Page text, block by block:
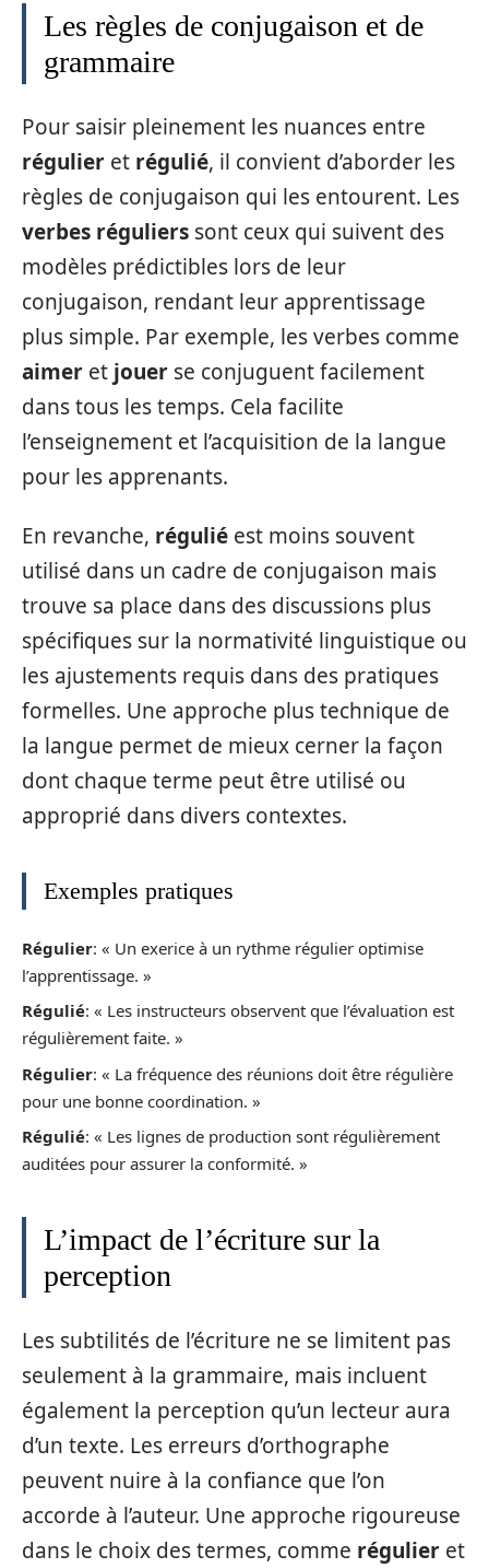
Les règles de conjugaison et de
grammaire
Pour saisir pleinement les nuances entre
régulier et régulié, il convient d’aborder les
règles de conjugaison qui les entourent. Les
verbes réguliers sont ceux qui suivent des
modèles prédictibles lors de leur
conjugaison, rendant leur apprentissage
plus simple. Par exemple, les verbes comme
aimer et jouer se conjuguent facilement
dans tous les temps. Cela facilite
l’enseignement et l’acquisition de la langue
pour les apprenants.
En revanche, régulié est moins souvent
utilisé dans un cadre de conjugaison mais
trouve sa place dans des discussions plus
spécifiques sur la normativité linguistique ou
les ajustements requis dans des pratiques
formelles. Une approche plus technique de
la langue permet de mieux cerner la façon
dont chaque terme peut être utilisé ou
approprié dans divers contextes.
Exemples pratiques
Régulier: « Un exerice à un rythme régulier optimise
l’apprentissage. »
Régulié: « Les instructeurs observent que l’évaluation est
régulièrement faite. »
Régulier: « La fréquence des réunions doit être régulière
pour une bonne coordination. »
Régulié: « Les lignes de production sont régulièrement
auditées pour assurer la conformité. »
L’impact de l’écriture sur la
perception
Les subtilités de l’écriture ne se limitent pas
seulement à la grammaire, mais incluent
également la perception qu’un lecteur aura
d’un texte. Les erreurs d’orthographe
peuvent nuire à la confiance que l’on
accorde à l’auteur. Une approche rigoureuse
dans le choix des termes, comme régulier et